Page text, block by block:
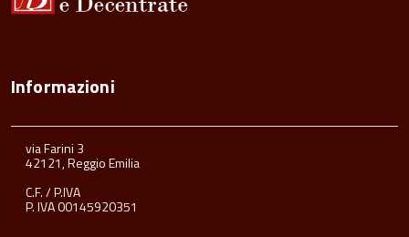
Informazioni
via Farini 3
42121, Reggio Emilia
C.F. / P.IVA
P. IVA 00145920351